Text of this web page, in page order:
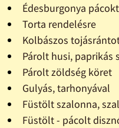
Édesburgonya
Torta rendelésre
Kolbászos
Párolt husi, paprikás
Párolt zöldség köret
Gulyás, tarhonyával
Füstölt szalonna,
Füstölt - pácolt